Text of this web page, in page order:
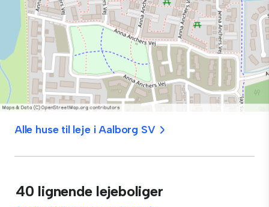
Alle huse til leje i Aalborg SV
40 lignende lejeboliger